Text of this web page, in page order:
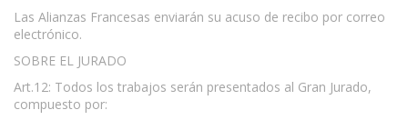
Las Alianzas Francesas enviarán su acuso de recibo por correo
electrónico.
SOBRE EL JURADO
Art.12: Todos los trabajos serán presentados al Gran Jurado,
compuesto por: